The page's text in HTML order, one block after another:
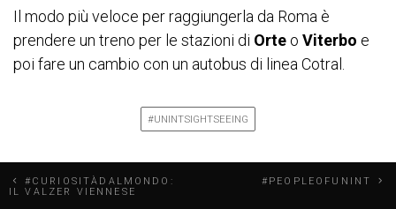
Il modo più veloce per raggiungerla da Roma è
prendere un treno per le stazioni di Orte o Viterbo e
poi fare un cambio con un autobus di linea Cotral.
#UNINTSIGHTSEEING
N
#CURIOSITÀDALMONDO:
IL VALZER VIENNESE
#PEOPLEOFUNINT